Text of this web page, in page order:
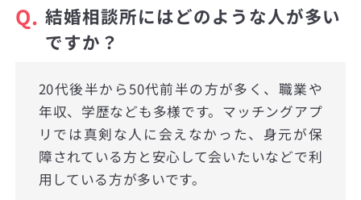
Q. 結婚相談所にはどのような人が多い
ですか？
20代後半から50代前半の方が多く、職業や
年収、学歴なども多様です。マッチングアプ
リでは真剣な人に会えなかった、身元が保
障されている方と安心して会いたいなどで利
用している方が多いです。